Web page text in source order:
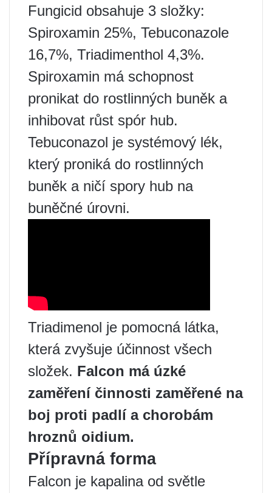
Fungicid obsahuje 3 složky:
Spiroxamin 25%, Tebuconazole
16,7%, Triadimenthol 4,3%.
Spiroxamin má schopnost
pronikat do rostlinných buněk a
inhibovat růst spór hub.
Tebuconazol je systémový lék,
který proniká do rostlinných
buněk a ničí spory hub na
buněčné úrovni.
Triadimenol je pomocná látka,
která zvyšuje účinnost všech
složek. Falcon má úzké
zaměření činnosti zaměřené na
boj proti padlí a chorobám
hroznů oidium.
Přípravná forma
Falcon je kapalina od světle